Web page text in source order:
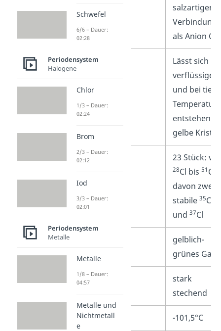
salzartigen
als Anion Cl
Besonderheiten
Lässt sich
verflüssigen
und bei
entstehen
gelbe
Isotope 23 Stück:
28Cl bis 51Cl,
davon zwei
stabile 35Cl
und 37Cl
Aussehen
gelblich-
grünes Gas
Geruch
stark
stechend
Schmelzpunkt -101,5°C
Schwefel
6/6 – Dauer:
02:28
Periodensystem
Halogene
Chlor
1/3 – Dauer:
02:24
Brom
2/3 – Dauer:
02:12
Iod
3/3 – Dauer:
02:01
Periodensystem
Metalle
Metalle
1/8 – Dauer:
04:57
Metalle und
Nichtmetall
e